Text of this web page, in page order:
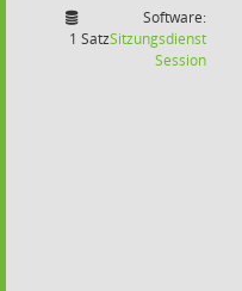
1 Satz
Software:
Sitzungsdienst
Session